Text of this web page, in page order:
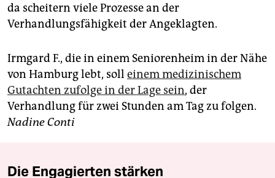
da scheitern viele Prozesse an der
Verhandlungsfähigkeit der Angeklagten.
Irmgard F., die in einem Seniorenheim in der Nähe
von Hamburg lebt, soll einem medizinischem
Gutachten zufolge in der Lage sein, der
Verhandlung für zwei Stunden am Tag zu folgen.
Nadine Conti
Die Engagierten stärken